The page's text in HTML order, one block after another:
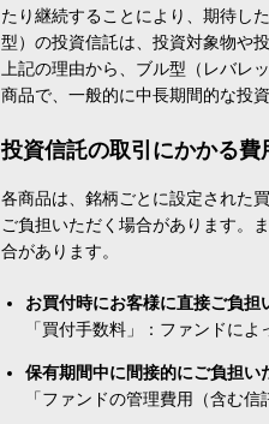
たり継続することにより、期待し
型）の投資信託は、投資対象物や
上記の理由から、ブル型（レバレ
商品で、一般的に中長期間的な投
投資信託の取引にかかる費
各商品は、銘柄ごとに設定された
ご負担いただく場合があります。
合があります。
お買付時にお客様に直接ご負担
「買付手数料」：ファンドに
保有期間中に間接的にご負担い
「ファンドの管理費用（含む